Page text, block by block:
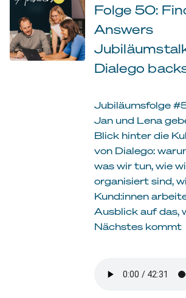
Folge 50:
Answers
Dialego
Jubiläumsfolge
Jan und Lena
Blick hinter die
von Dialego:
was wir tun, wie
organisiert sind,
Kund:innen
Ausblick auf das,
Nächstes kommt